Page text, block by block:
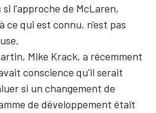
l'approche de McLaren,
ce qui est connu, n'est pas
, Mike Krack, a récemment
conscience qu'il serait
si un changement de
de développement était